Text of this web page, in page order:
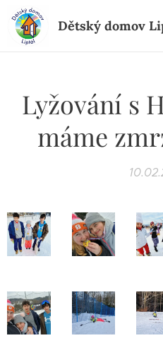
Dětský domov
Lyžování s
máme